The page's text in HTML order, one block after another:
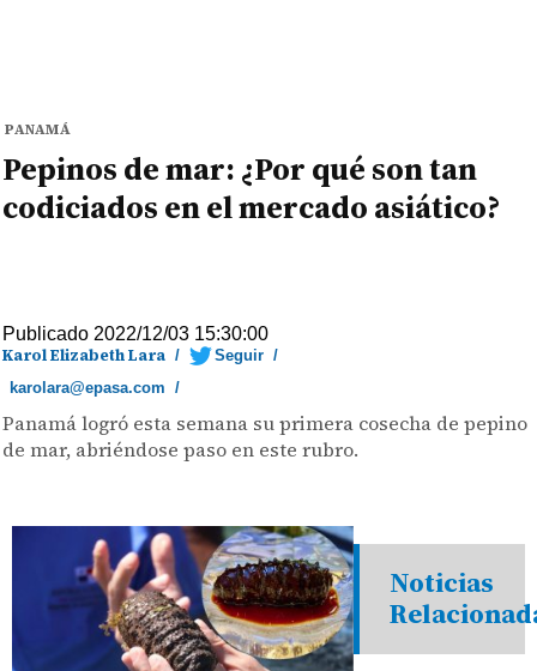
PANAMÁ
Pepinos de mar: ¿Por qué son tan
codiciados en el mercado asiático?
Publicado 2022/12/03 15:30:00
Karol Elizabeth Lara / Seguir /
karolara@epasa.com /
Panamá logró esta semana su primera cosecha de pepino
de mar, abriéndose paso en este rubro.
Noticias